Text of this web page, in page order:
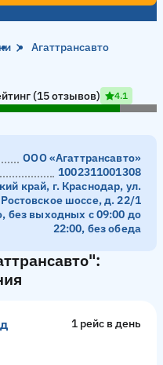
Агаттрансавто
(15 отзывов) 4.1
ООО «Агаттрансавто»
1002311001308
край, г. Краснодар, ул.
Ростовское шоссе, д. 22/1
без выходных с 09:00 до
22:00, без обеда
1 рейс в день